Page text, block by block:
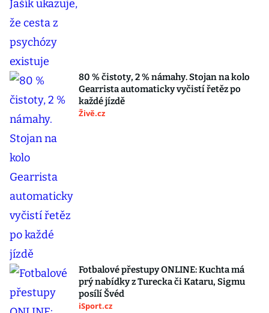
80 % čistoty, 2 % námahy. Stojan na kolo
Gearrista automaticky vyčistí řetěz po
každé jízdě
Živě.cz
Fotbalové přestupy ONLINE: Kuchta má
prý nabídky z Turecka či Kataru, Sigmu
posílí Švéd
iSport.cz